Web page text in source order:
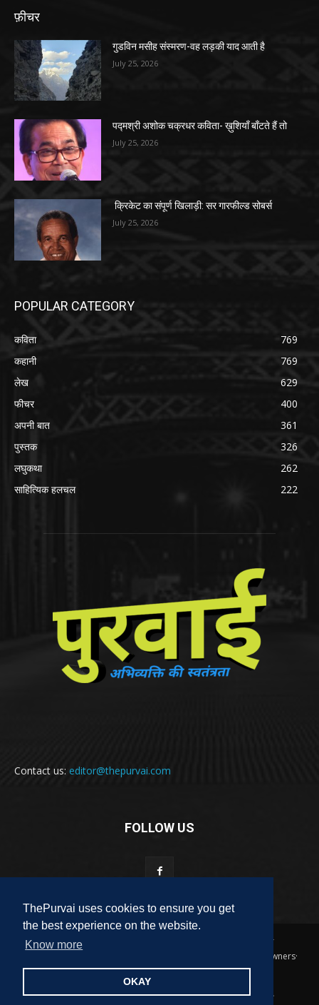
ThePurvai uses cookies to ensure you get
the best experience on the website.
Know more
OKAY
फ़ीचर
गुडविन मसीह संस्मरण-वह लड़की याद आती है
July 25, 2026
पद्मश्री अशोक चक्रधर कविता- ख़ुशियाँ बाँटते हैं तो
July 25, 2026
क्रिकेट का संपूर्ण खिलाड़ी: सर गारफील्ड सोबर्स
July 25, 2026
POPULAR CATEGORY
कविता
769
कहानी
769
लेख
629
फीचर
400
अपनी बात
361
पुस्तक
326
लघुकथा
262
साहित्यिक हलचल
222
Contact us: editor@thepurvai.com
FOLLOW US
Copyright 2018-2023 THE PURVAI | All Rights Reserved · And Our
Sitemap · All Logos & Trademark Belongs To Their Respective Owners·
Designed & Developed byALL DIGI SEO
पुरवाई अपनी बात कविता कहानी साहित्यिक हलचल लेख लघुकथा